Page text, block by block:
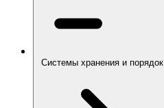
Системы хранения и порядок